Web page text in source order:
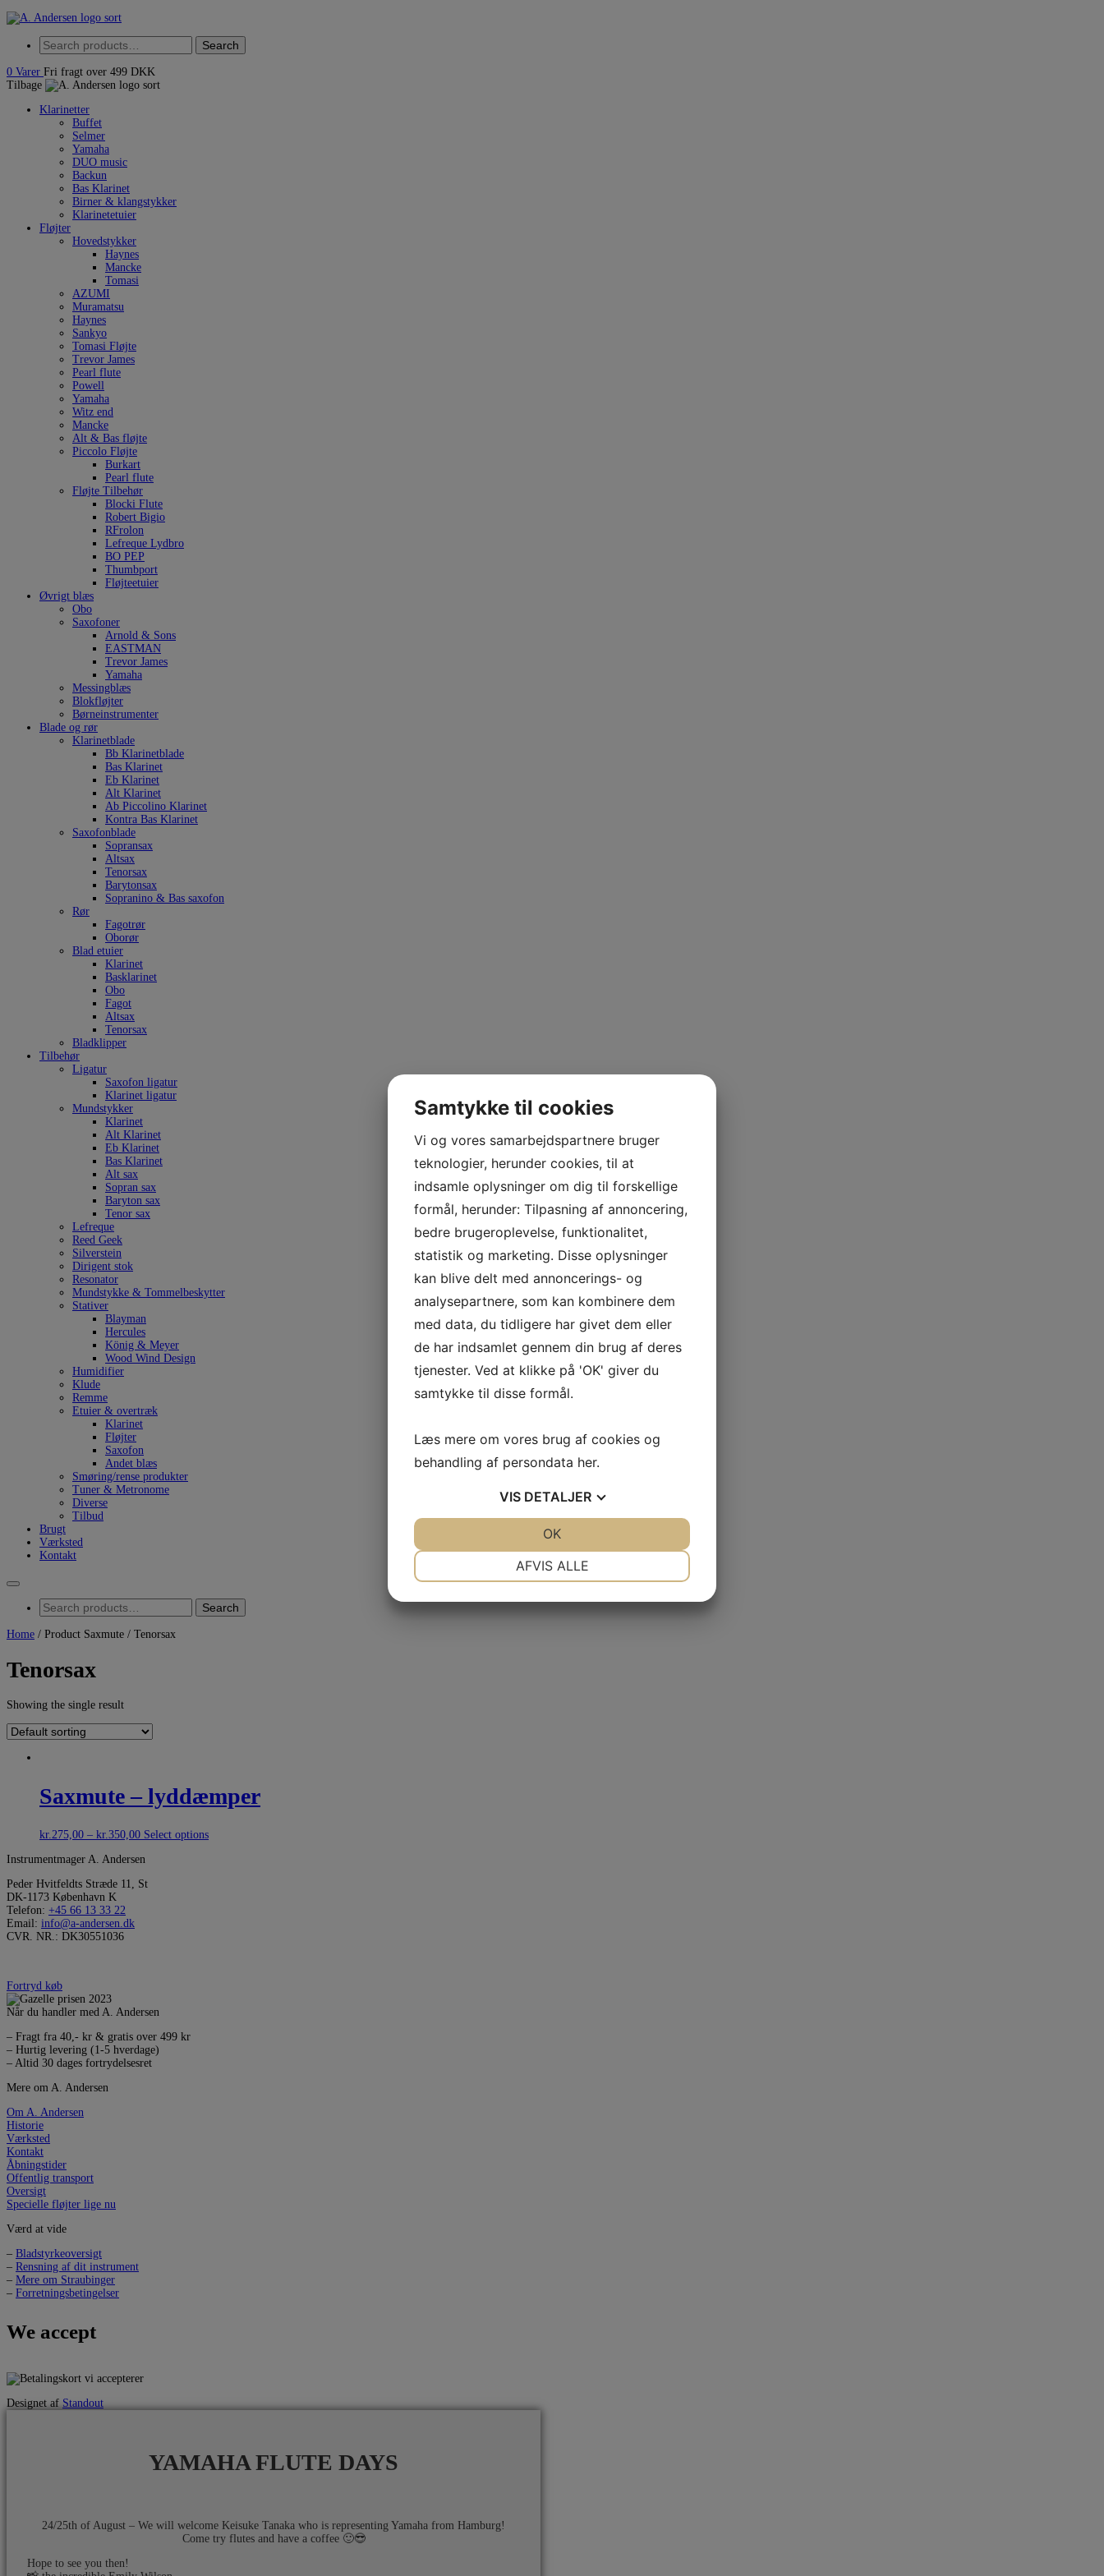
Skip
content
Search
for:
Search
0 Varer Fri fragt over 499 DKK
Tilbage
Klarinetter
Buffet
Selmer
Yamaha
DUO music
Backun
Bas Klarinet
Birner & klangstykker
Klarinetetuier
Fløjter
Hovedstykker
Haynes
Mancke
Tomasi
AZUMI
Muramatsu
Haynes
Sankyo
Tomasi Fløjte
Trevor James
Pearl flute
Powell
Yamaha
Witz end
Mancke
Alt & Bas fløjte
Piccolo Fløjte
Burkart
Pearl flute
Fløjte Tilbehør
Blocki Flute
Robert Bigio
RFrolon
Lefreque Lydbro
BO PEP
Thumbport
Fløjteetuier
Øvrigt blæs
Obo
Saxofoner
Arnold & Sons
EASTMAN
Trevor James
Yamaha
Messingblæs
Blokfløjter
Børneinstrumenter
Blade og rør
Klarinetblade
Bb Klarinetblade
Bas Klarinet
Eb Klarinet
Alt Klarinet
Ab Piccolino Klarinet
Kontra Bas Klarinet
Saxofonblade
Sopransax
Altsax
Tenorsax
Barytonsax
Sopranino & Bas saxofon
Rør
Fagotrør
Oborør
Blad etuier
Klarinet
Basklarinet
Obo
Fagot
Altsax
Tenorsax
Bladklipper
Tilbehør
Ligatur
Saxofon ligatur
Klarinet ligatur
Mundstykker
Klarinet
Alt Klarinet
Eb Klarinet
Bas Klarinet
Alt sax
Sopran sax
Baryton sax
Tenor sax
Lefreque
Reed Geek
Silverstein
Dirigent stok
Resonator
Mundstykke & Tommelbeskytter
Stativer
Blayman
Hercules
König & Meyer
Wood Wind Design
Humidifier
Klude
Remme
Etuier & overtræk
Klarinet
Fløjter
Saxofon
Andet blæs
Smøring/rense produkter
Tuner & Metronome
Diverse
Tilbud
Brugt
Værksted
Kontakt
Search
for:
Search
Home / Product Saxmute / Tenorsax
Tenorsax
Showing the single result
Saxmute – lyddæmper
kr. 275,00 – kr. 350,00 Select options
Instrumentmager A. Andersen
Peder Hvitfeldts Stræde 11, St
DK-1173 København K
Telefon: +45 66 13 33 22
Email: info@a-andersen.dk
CVR. NR.: DK30551036
Fortryd køb
Når du handler med A. Andersen
– Fragt fra 40,- kr & gratis over 499 kr
– Hurtig levering (1-5 hverdage)
– Altid 30 dages fortrydelsesret
Mere om A. Andersen
Om A. Andersen
Historie
Værksted
Kontakt
Åbningstider
Offentlig transport
Oversigt
Specielle fløjter lige nu
Værd at vide
– Bladstyrkeoversigt
– Rensning af dit instrument
– Mere om Straubinger
– Forretningsbetingelser
We accept
Designet af Standout
YAMAHA FLUTE DAYS
24/25th of August – We will welcome Keisuke Tanaka who is representing Yamaha from Hamburg!
Come try flutes and have a coffee 🙂😎​
Hope to see you then!
Samtykke til cookies
Vi og vores samarbejdspartnere bruger
teknologier, herunder cookies, til at
indsamle oplysninger om dig til forskellige
formål, herunder: Tilpasning af annoncering,
bedre brugeroplevelse, funktionalitet,
statistik og marketing. Disse oplysninger
kan blive delt med annoncerings- og
analysepartnere, som kan kombinere dem
med data, du tidligere har givet dem eller
de har indsamlet gennem din brug af deres
tjenester. Ved at klikke på 'OK' giver du
samtykke til disse formål.
Læs mere om vores brug af cookies og
behandling af persondata her.
VIS DETALJER
AFVIS ALLE
OK